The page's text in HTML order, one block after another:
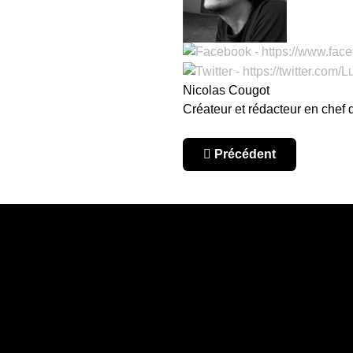
Nicolas Cougot
Créateur et rédacteur en chef
Article précédent : Gold
Précédent